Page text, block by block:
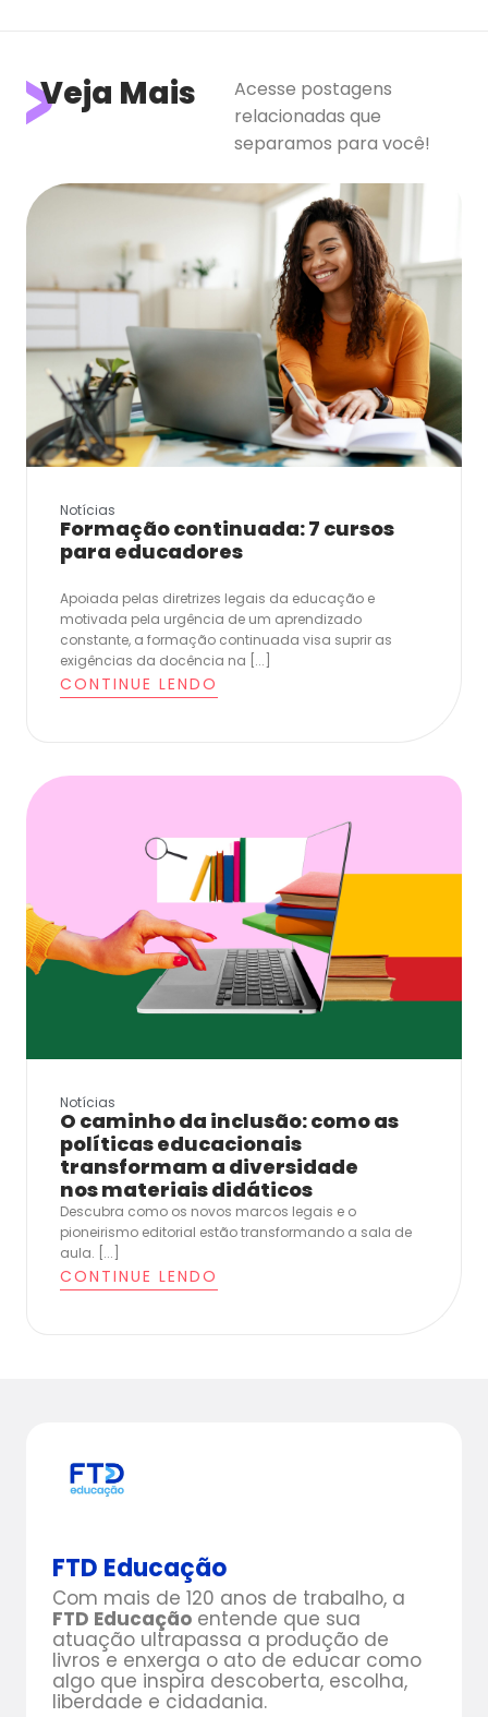
Veja Mais
Acesse postagens
relacionadas que
separamos para você!
Notícias
Formação continuada: 7 cursos
para educadores
Apoiada pelas diretrizes legais da educação e
motivada pela urgência de um aprendizado
constante, a formação continuada visa suprir as
exigências da docência na [...]
CONTINUE LENDO
Notícias
O caminho da inclusão: como as
políticas educacionais
transformam a diversidade
nos materiais didáticos
Descubra como os novos marcos legais e o
pioneirismo editorial estão transformando a sala de
aula. [...]
CONTINUE LENDO
FTD Educação
Com mais de 120 anos de trabalho, a
FTD Educação entende que sua
atuação ultrapassa a produção de
livros e enxerga o ato de educar como
algo que inspira descoberta, escolha,
liberdade e cidadania.